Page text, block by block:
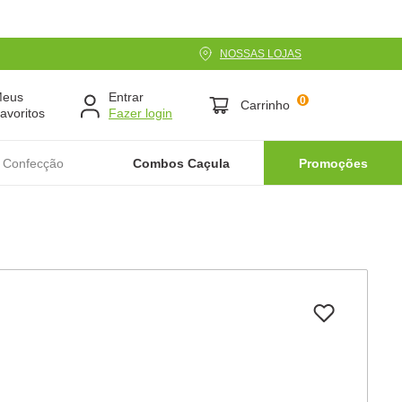
NOSSAS LOJAS
Entrar
Carrinho 0
Combos Caçula Promoções